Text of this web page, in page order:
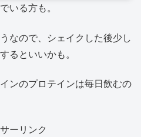
いる方も。
なので、シェイクした後少し
るといいかも。
ンのプロテインは毎日飲むの
ーリンク